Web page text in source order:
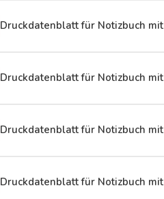
Druckdatenblatt für Notizbuch
Druckdatenblatt für Notizbuch
Druckdatenblatt für Notizbuch
Druckdatenblatt für Notizbuch